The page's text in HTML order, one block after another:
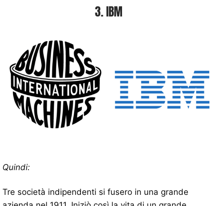
3. IBM
Quindi:
Tre società indipendenti si fusero in una grande